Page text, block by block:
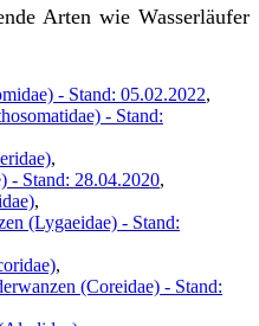
Arten wie Wasserläufer
- Stand: 05.02.2022,
- Stand:
,
- Stand: 28.04.2020,
,
(Lygaeidae) - Stand:
,
(Coreidae) - Stand: